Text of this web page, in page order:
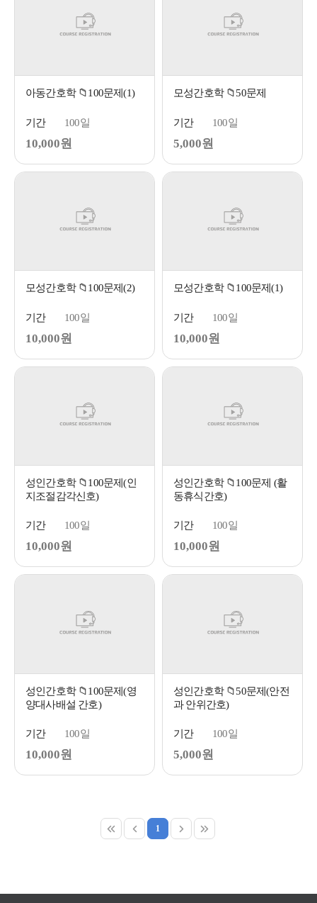
아동간호학 📁100문제(1)
기간 100일
10,000원
모성간호학 📁50문제
기간 100일
5,000원
모성간호학 📁100문제(2)
기간 100일
10,000원
모성간호학 📁100문제(1)
기간 100일
10,000원
성인간호학 📁100문제(인
지조절감각신호)
기간 100일
10,000원
성인간호학 📁100문제 (활
동휴식간호)
기간 100일
10,000원
성인간호학 📁100문제(영
양대사배설 간호)
기간 100일
10,000원
성인간호학 📁50문제(안전
과 안위간호)
기간 100일
5,000원
1